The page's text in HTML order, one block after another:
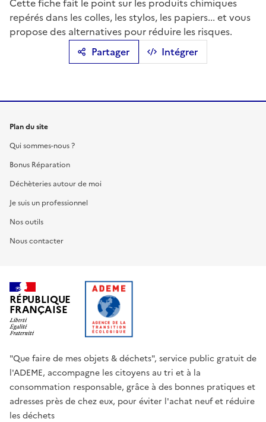
Partager Intégrer
Cette fiche fait le point sur les produits chimiques
repérés dans les colles, les stylos, les papiers... et vous
propose des alternatives pour réduire les risques.
Plan du site
Qui sommes-nous ?
Bonus Réparation
Déchèteries autour de moi
Je suis un professionnel
Nos outils
Nous contacter
RÉPUBLIQUE
FRANÇAISE
"Que faire de mes objets & déchets", service public gratuit de
l'ADEME, accompagne les citoyens au tri et à la
consommation responsable, grâce à des bonnes pratiques et
adresses près de chez eux, pour éviter l'achat neuf et réduire
les déchets